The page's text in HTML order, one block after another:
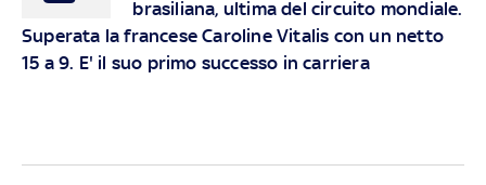
brasiliana, ultima del circuito mondiale.
Superata la francese Caroline Vitalis con un netto
15 a 9. E' il suo primo successo in carriera